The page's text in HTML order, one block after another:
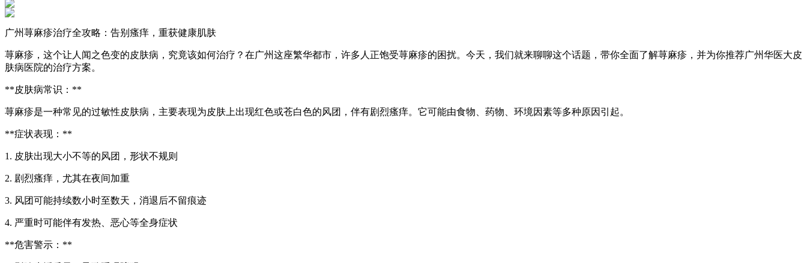
广州荨麻疹治疗全攻略：告别瘙痒，重获健康肌肤
荨麻疹，这个让人闻之色变的皮肤病，究竟该如何治疗？在广州这座繁华都市，许多人正饱受荨麻疹的困扰。今天，我们就来聊聊这个话题，带你全面了解荨麻疹，并为你推荐广州华医大皮
肤病医院的治疗方案。
**皮肤病常识：**
荨麻疹是一种常见的过敏性皮肤病，主要表现为皮肤上出现红色或苍白色的风团，伴有剧烈瘙痒。它可能由食物、药物、环境因素等多种原因引起。
**症状表现：**
1. 皮肤出现大小不等的风团，形状不规则
2. 剧烈瘙痒，尤其在夜间加重
3. 风团可能持续数小时至数天，消退后不留痕迹
4. 严重时可能伴有发热、恶心等全身症状
**危害警示：**